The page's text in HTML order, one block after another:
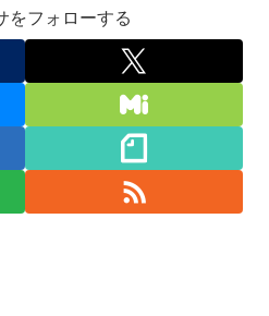
をフォローする